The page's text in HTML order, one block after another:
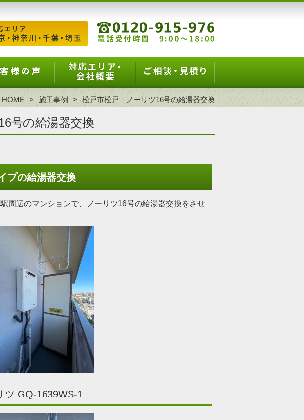
HOME 施工事例 松戸市松戸 ノーリツ16号の給湯器交換
号の給湯器交換
プの給湯器交換
周辺のマンションで、ノーリツ16号の給湯器交換をさせ
ツ GQ-1639WS-1